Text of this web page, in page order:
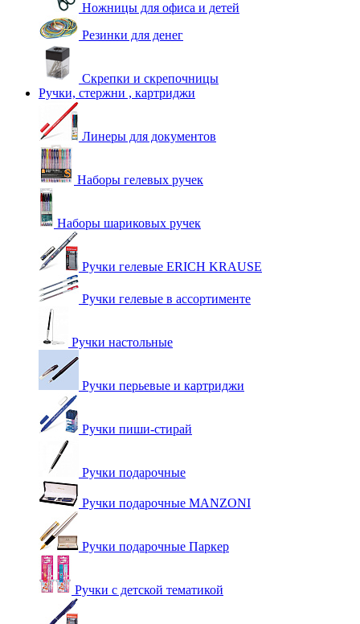
Ножницы для офиса и детей
Резинки для денег
Скрепки и скрепочницы
Ручки, стержни , картриджи
Линеры для документов
Наборы гелевых ручек
Наборы шариковых ручек
Ручки гелевые ERICH KRAUSE
Ручки гелевые в ассортименте
Ручки настольные
Ручки перьевые и картриджи
Ручки пиши-стирай
Ручки подарочные
Ручки подарочные MANZONI
Ручки подарочные Паркер
Ручки с детской тематикой